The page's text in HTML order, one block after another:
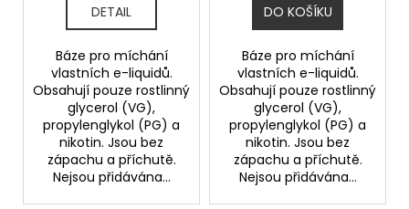
DETAIL
Báze pro míchání
vlastních e-liquidů.
Obsahují pouze rostlinný
glycerol (VG),
propylenglykol (PG) a
nikotin. Jsou bez
zápachu a příchutě.
Nejsou přidávána...
DO KOŠÍKU
Báze pro míchání
vlastních e-liquidů.
Obsahují pouze rostlinný
glycerol (VG),
propylenglykol (PG) a
nikotin. Jsou bez
zápachu a příchutě.
Nejsou přidávána...